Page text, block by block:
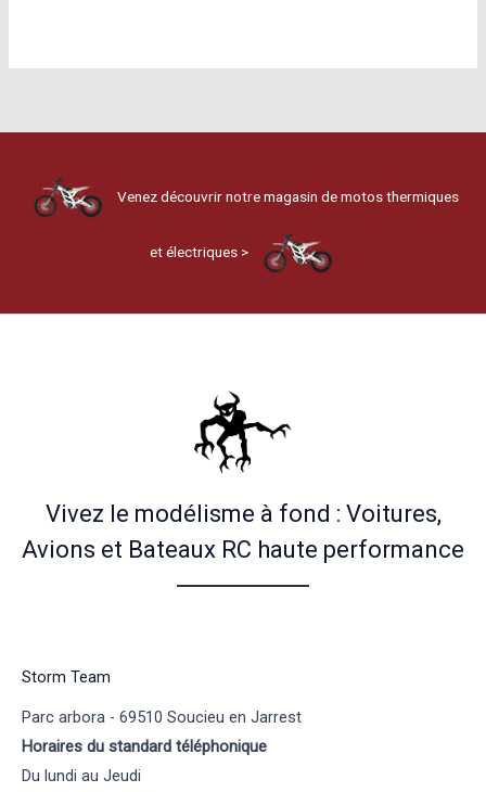
Venez découvrir notre magasin de motos thermiques
et électriques >
Vivez le modélisme à fond : Voitures,
Avions et Bateaux RC haute performance
Storm Team
Parc arbora - 69510 Soucieu en Jarrest
Horaires du standard téléphonique
Du lundi au Jeudi